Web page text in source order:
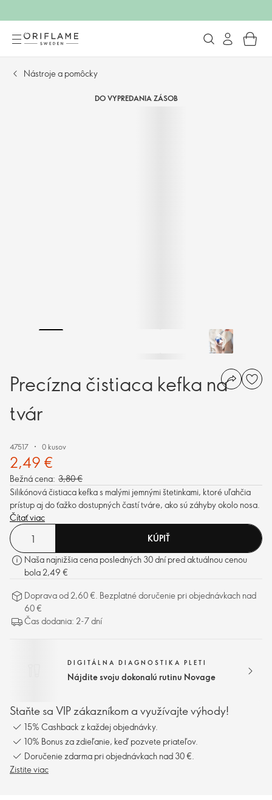
Nástroje a pomôcky
DO VYPREDANIA ZÁSOB
Precízna čistiaca kefka na
tvár
47517 0 kusov
2,49 €
Bežná cena: 3,80 €
Silikónová čistiaca kefka s malými jemnými štetinkami, ktoré uľahčia
prístup aj do ťažko dostupných častí tváre, ako sú záhyby okolo nosa.
Čítať viac
KÚPIŤ
Naša najnižšia cena posledných 30 dní pred aktuálnou cenou
bola 2,49 €
Doprava od 2,60 €. Bezplatné doručenie pri objednávkach nad
60 €
Čas dodania: 2-7 dní
DIGITÁLNA DIAGNOSTIKA PLETI
Nájdite svoju dokonalú rutinu Novage
Staňte sa VIP zákazníkom a využívajte výhody!
15% Cashback z každej objednávky.
10% Bonus za zdieľanie, keď pozvete priateľov.
Doručenie zdarma pri objednávkach nad 30 €.
Zistite viac